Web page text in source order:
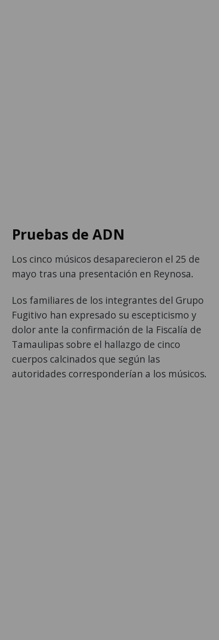
Pruebas de ADN
Los cinco músicos desaparecieron el 25 de
mayo tras una presentación en Reynosa.
Los familiares de los integrantes del Grupo
Fugitivo han expresado su escepticismo y
dolor ante la confirmación de la Fiscalía de
Tamaulipas sobre el hallazgo de cinco
cuerpos calcinados que según las
autoridades corresponderían a los músicos.